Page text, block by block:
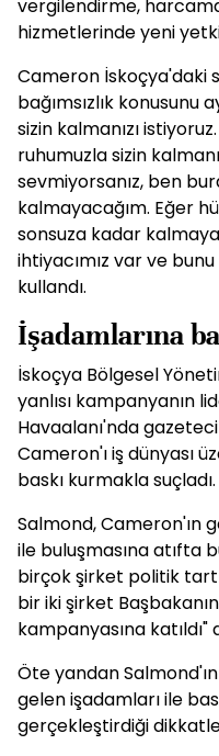
vergilendirme,
hizmetlerinde yeni
Cameron İskoçya'daki
bağımsızlık konusunu
sizin kalmanızı
ruhumuzla sizin
sevmiyorsanız, ben
kalmayacağım. Eğer
sonsuza kadar
ihtiyacımız var ve
kullandı.
İşadamlarına
İskoçya Bölgesel
yanlısı kampanyanın
Havaalanı'nda
Cameron'ı iş dünyası
baskı kurmakla suçladı.
Salmond, Cameron'ın
ile buluşmasına atıfta
birçok şirket politik
bir iki şirket
kampanyasına katıldı"
Öte yandan
gelen işadamları ile
gerçekleştirdiği